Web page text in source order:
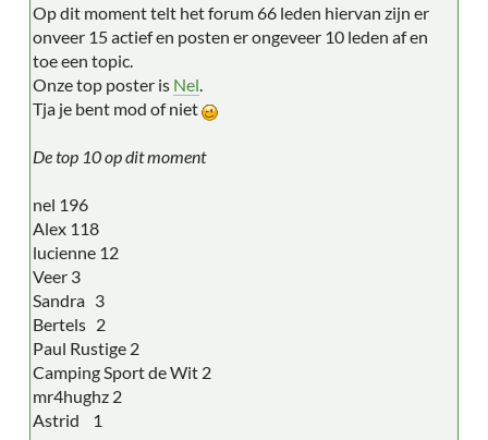
Op dit moment telt het forum 66 leden hiervan zijn er
onveer 15 actief en posten er ongeveer 10 leden af en
toe een topic.
Onze top poster is Nel
Tja je bent mod of niet
De top 10 op dit moment
nel 196
Alex 118
lucienne 12
Veer 3
Sandra 3
Bertels 2
Paul Rustige 2
Camping Sport de Wit 2
mr4hughz 2
Astrid 1